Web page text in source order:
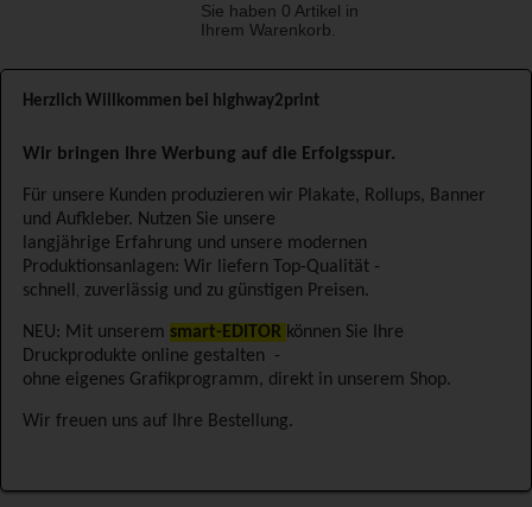
Sie haben 0 Artikel in
Ihrem Warenkorb.
Herzlich Willkommen bei highway2print
Wir bringen Ihre Werbung auf die Erfolgsspur.
Für unsere Kunden produzieren wir Plakate, Rollups, Banner
und Aufkleber. Nutzen Sie unsere
langjährige Erfahrung und unsere modernen
Produktionsanlagen: Wir liefern Top-Qualität -
schnell
, zuverlässig und zu günstigen Preisen.
NEU: Mit unserem smart-EDITOR können Sie Ihre
Druckprodukte online gestalten -
ohne eigenes Grafikprogramm, direkt in unserem Shop.
Wir freuen uns auf Ihre Bestellung.